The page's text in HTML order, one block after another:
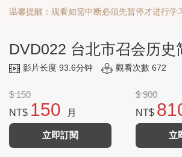
温馨提醒：观看如需中断必须先暂停才进行学
DVD022 台北市召会历史
影片长度 93.6分钟 觀看次數 672
$ 150
NT$ 150 月
立即訂閱
$ 900
NT$
立